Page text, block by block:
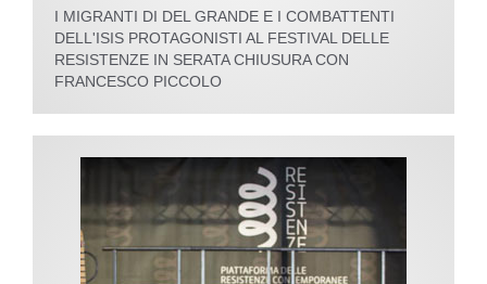
I MIGRANTI DI DEL GRANDE E I COMBATTENTI
DELL'ISIS PROTAGONISTI AL FESTIVAL DELLE
RESISTENZE IN SERATA CHIUSURA CON
FRANCESCO PICCOLO